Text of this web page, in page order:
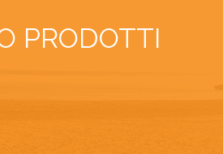
PRODOTTI